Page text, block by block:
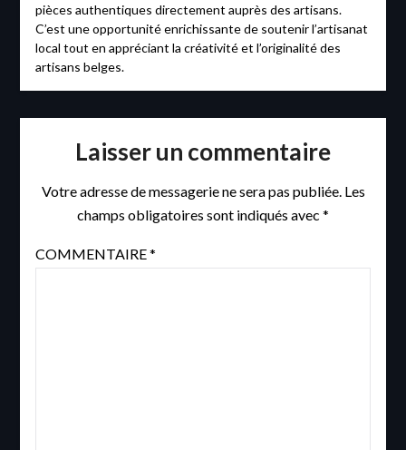
pièces authentiques directement auprès des artisans.
C’est une opportunité enrichissante de soutenir l’artisanat
local tout en appréciant la créativité et l’originalité des
artisans belges.
Laisser un commentaire
Votre adresse de messagerie ne sera pas publiée. Les
champs obligatoires sont indiqués avec *
COMMENTAIRE*